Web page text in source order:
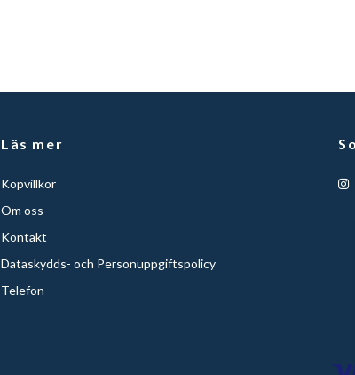
Läs mer
Köpvillkor
Om oss
Kontakt
Dataskydds- och Personuppgiftspolicy
Telefon